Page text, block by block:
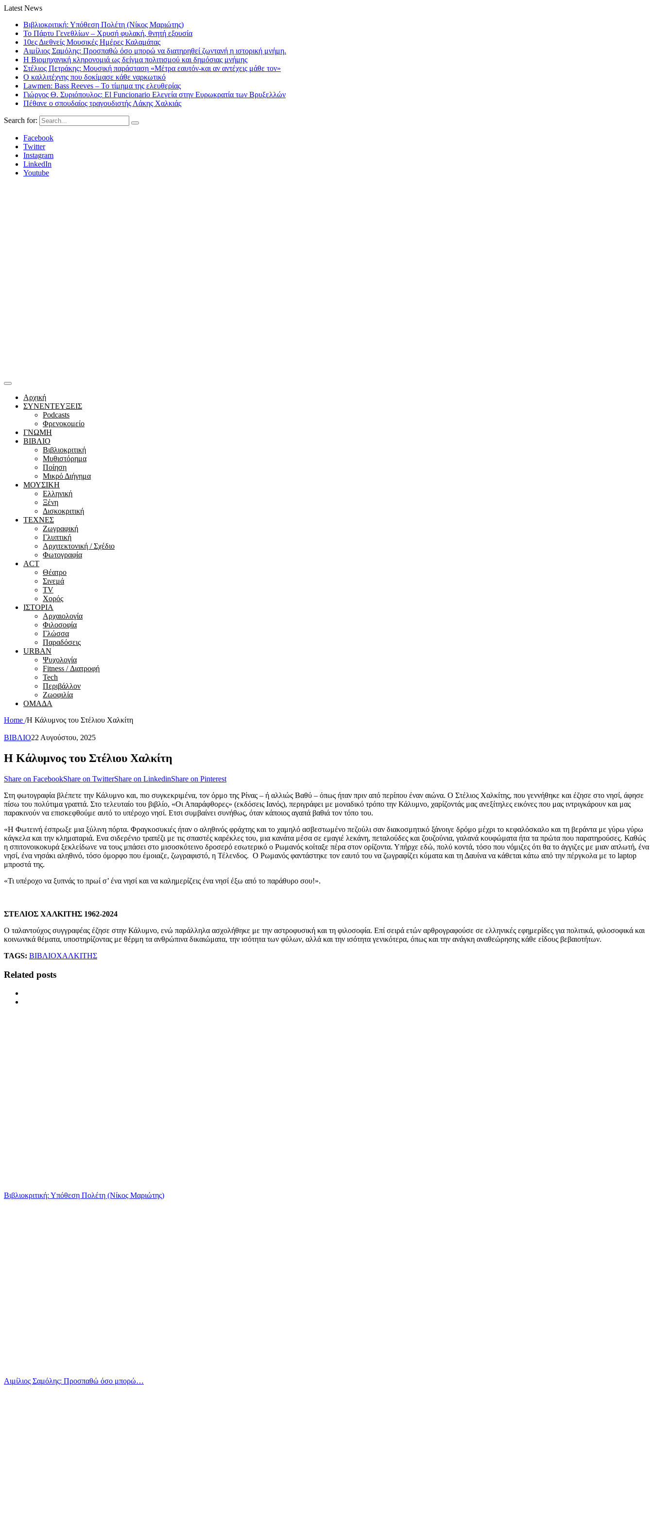
Latest News
Βιβλιοκριτική: Υπόθεση Πολέτη (Νίκος Μαριώτης)
Το Πάρτυ Γενεθλίων – Χρυσή φυλακή, θνητή εξουσία
10ες Διεθνείς Μουσικές Ημέρες Καλαμάτας
Αιμίλιος Σαμόλης: Προσπαθώ όσο μπορώ να διατηρηθεί ζωντανή η ιστορική μνήμη.
Η Βιομηχανική κληρονομιά ως δείγμα πολιτισμού και δημόσιας μνήμης
Στέλιος Πετράκης: Μουσική παράσταση «Μέτρα εαυτόν-και αν αντέχεις μάθε τον»
Ο καλλιτέχνης που δοκίμασε κάθε ναρκωτικό
Lawmen: Bass Reeves – Το τίμημα της ελευθερίας
Γιώργος Θ. Συριόπουλος: El Funcionario Ελεγεία στην Ευρωκρατία των Βρυξελλών
Πέθανε ο σπουδαίος τραγουδιστής Λάκης Χαλκιάς
Search for:
Facebook
Twitter
Instagram
LinkedIn
Youtube
Αρχική
ΣΥΝΕΝΤΕΥΞΕΙΣ
Podcasts
Φρενοκομείο
ΓΝΩΜΗ
ΒΙΒΛΙΟ
Βιβλιοκριτική
Μυθιστόρημα
Ποίηση
Μικρό Διήγημα
ΜΟΥΣΙΚΗ
Ελληνική
Ξένη
Δισκοκριτική
ΤΕΧΝΕΣ
Ζωγραφική
Γλυπτική
Αρχιτεκτονική / Σχέδιο
Φωτογραφία
ACT
Θέατρο
Σινεμά
ΤV
Χορός
ΙΣΤΟΡΙΑ
Αρχαιολογία
Φιλοσοφία
Γλώσσα
Παραδόσεις
URBAN
Ψυχολογία
Fitness / Διατροφή
Tech
Περιβάλλον
Ζωοφιλία
ΟΜΑΔΑ
Home /Η Κάλυμνος του Στέλιου Χαλκίτη
ΒΙΒΛΙΟ22 Αυγούστου, 2025
Η Κάλυμνος του Στέλιου Χαλκίτη
Share on FacebookShare on TwitterShare on LinkedinShare on Pinterest
Στη φωτογραφία βλέπετε την Κάλυμνο και, πιο συγκεκριμένα, τον όρμο της Ρίνας – ή αλλιώς Βαθύ – όπως ήταν πριν από περίπου έναν αιώνα. Ο Στέλιος Χαλκίτης, που γεννήθηκε και έζησε στο νησί, άφησε
πίσω του πολύτιμα γραπτά. Στο τελευταίο του βιβλίο, «Οι Απαράφθορες» (εκδόσεις Ιανός), περιγράφει με μοναδικό τρόπο την Κάλυμνο, χαρίζοντάς μας ανεξίτηλες εικόνες που μας ιντριγκάρουν και μας
παρακινούν να επισκεφθούμε αυτό το υπέροχο νησί. Ετσι συμβαίνει συνήθως, όταν κάποιος αγαπά βαθιά τον τόπο του.
«Η Φωτεινή έσπρωξε μια ξύλινη πόρτα. Φραγκοσυκιές ήταν ο αληθινός φράχτης και το χαμηλό ασβεστωμένο πεζούλι σαν διακοσμητικό ξάνοιγε δρόμο μέχρι το κεφαλόσκαλο και τη βεράντα με γύρω γύρω
κάγκελα και την κληματαριά. Ενα σιδερένιο τραπέζι με τις σπαστές καρέκλες του, μια κανάτα μέσα σε εμαγιέ λεκάνη, πεταλούδες και ζουζούνια, γαλανά κουφώματα ήτα τα πρώτα που παρατηρούσες. Καθώς
η σπιτονοικοκυρά ξεκλείδωνε να τους μπάσει στο μισοσκότεινο δροσερό εσωτερικό ο Ρωμανός κοίταξε πέρα στον ορίζοντα. Υπήρχε εδώ, πολύ κοντά, τόσο που νόμιζες ότι θα το άγγιζες με μιαν απλωτή, ένα
νησί, ένα νησάκι αληθινό, τόσο όμορφο που έμοιαζε, ζωγραφιστό, η Τέλενδος. Ο Ρωμανός φαντάστηκε τον εαυτό του να ζωγραφίζει κύματα και τη Δαυίνα να κάθεται κάτω από την πέργκολα με το laptop
μπροστά της.
«Τι υπέροχο να ξυπνάς το πρωί σ’ ένα νησί και να καλημερίζεις ένα νησί έξω από το παράθυρο σου!».
ΣΤΕΛΙΟΣ ΧΑΛΚΙΤΗΣ 1962-2024
Ο ταλαντούχος συγγραφέας έζησε στην Κάλυμνο, ενώ παράλληλα ασχολήθηκε με την αστροφυσική και τη φιλοσοφία. Επί σειρά ετών αρθρογραφούσε σε ελληνικές εφημερίδες για πολιτικά, φιλοσοφικά και
κοινωνικά θέματα, υποστηρίζοντας με θέρμη τα ανθρώπινα δικαιώματα, την ισότητα των φύλων, αλλά και την ισότητα γενικότερα, όπως και την ανάγκη αναθεώρησης κάθε είδους βεβαιοτήτων.
TAGS: ΒΙΒΛΙΟΧΑΛΚΙΤΗΣ
Related posts
Βιβλιοκριτική: Υπόθεση Πολέτη (Νίκος Μαριώτης)
Αιμίλιος Σαμόλης: Προσπαθώ όσο μπορώ…